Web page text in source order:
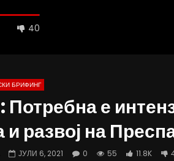
40
лекарите
лесно
Деспотовски: Мала,
флексибилна држава
БРИФИНГ
Потребна е
и развој на
ЈУЛИ 6, 2021 0 55 11.8K